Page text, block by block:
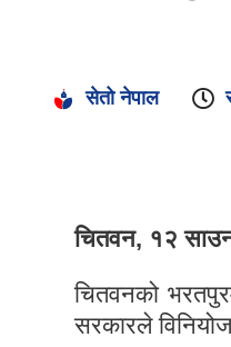
सेतो नेपाल
चितवन, १२
चितवनको
सरकारले